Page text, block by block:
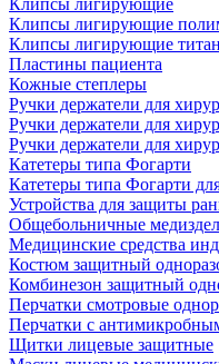
Клипсы лигирующие
Клипсы лигирующие
Клипсы лигирующие
Пластины пациента
Кожные степлеры
Ручки держатели для
Ручки держатели для
Ручки держатели для
Катетеры типа Фогарти
Катетеры типа Фогарти
Устройства для защиты
Общебольничные
Медицинские средства
Костюм защитный
Комбинезон защитный
Перчатки смотровые
Перчатки с
Щитки лицевые защитные